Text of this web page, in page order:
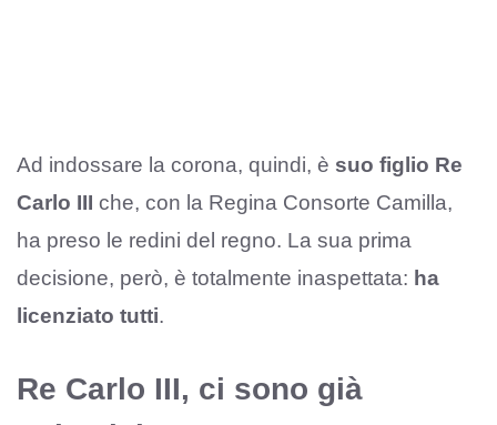
Ad indossare la corona, quindi, è suo figlio Re
Carlo III che, con la Regina Consorte Camilla,
ha preso le redini del regno. La sua prima
decisione, però, è totalmente inaspettata: ha
licenziato tutti.
Re Carlo III, ci sono già